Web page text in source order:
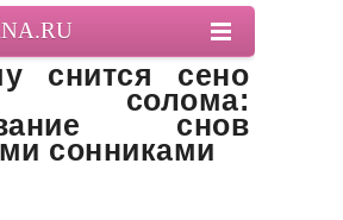
снится сено
солома:
снов
сонниками